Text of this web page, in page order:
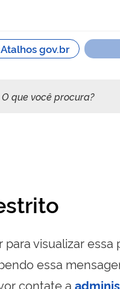
visualizar essa
essa
contate a